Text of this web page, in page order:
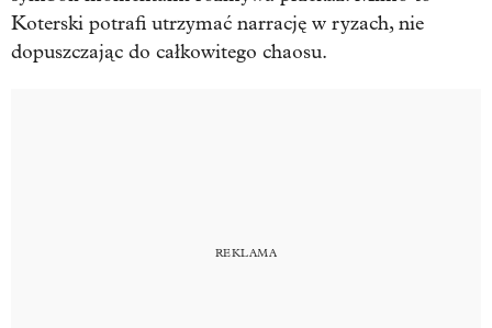
Koterski potrafi utrzymać narrację w ryzach, nie
dopuszczając do całkowitego chaosu.